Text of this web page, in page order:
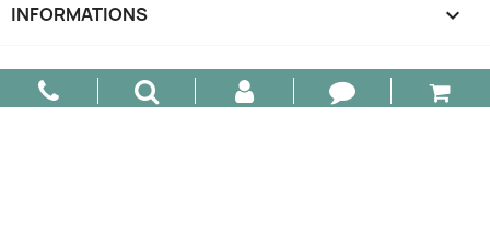
INFORMATIONS keyboard_arrow_down
© 2026 - AM Design - Tous droits réservés.